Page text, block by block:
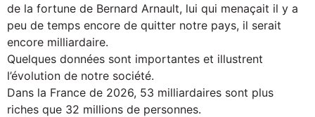
de la fortune de Bernard Arnault, lui qui menaçait il y a
peu de temps encore de quitter notre pays, il serait
encore milliardaire.
Quelques données sont importantes et illustrent
l’évolution de notre société.
Dans la France de 2026, 53 milliardaires sont plus
riches que 32 millions de personnes.